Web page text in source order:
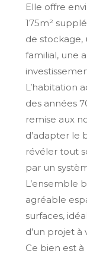
Elle offre
175m²
de
familial, une
L’habitation
des années
remise aux
d’adapter le
révéler tout
par un
L’ensemble
agréable
surfaces,
d’un projet à
Ce bien est